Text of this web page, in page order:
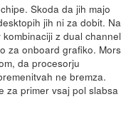
Skoda da jih majo
jih ni za dobit. Na
z dual channel
za onboard grafiko. Mors
da procesorju
ne bremza.
za primer vsaj pol slabsa